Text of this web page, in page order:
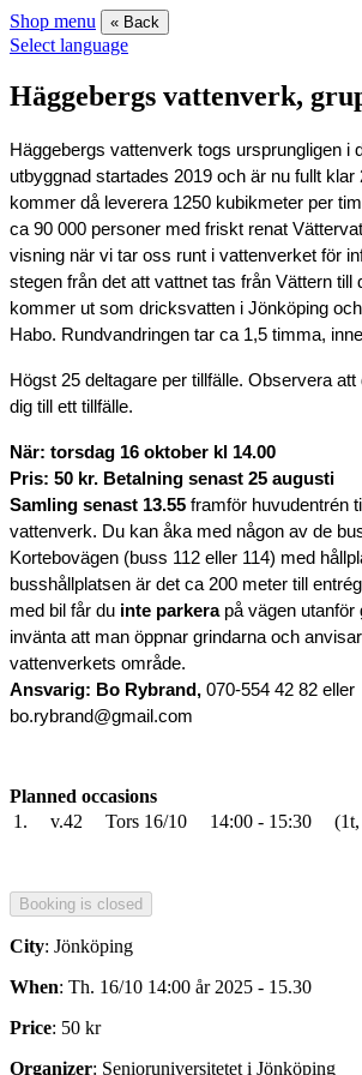
Shop menu « Back
Select language
Häggebergs vattenverk,
Häggebergs vattenverk togs ursprungligen i
utbyggnad startades 2019 och är nu fullt klar
kommer då leverera 1250 kubikmeter per
ca 90 000 personer med friskt renat
visning när vi tar oss runt i vattenverket för
stegen från det att vattnet tas från Vättern till
kommer ut som dricksvatten i Jönköping och
Habo. Rundvandringen tar ca 1,5 timma,
Högst 25 deltagare per tillfälle. Observera att
dig till ett tillfälle.
När: torsdag 16 oktober kl 14.00
Pris: 50 kr. Betalning senast 25 augusti
Samling senast 13.55 framför huvudentrén
vattenverk. Du kan åka med någon av de
Kortebovägen (buss 112 eller 114) med
busshållplatsen är det ca 200 meter till
med bil får du inte parkera på vägen utanför
invänta att man öppnar grindarna och
vattenverkets område.
Ansvarig: Bo Rybrand, 070-554 42 82 eller
bo.rybrand@gmail.com
Planned occasions
1.
v.42 Tors 16/10 14:00 - 15:30
City: Jönköping
When: Th. 16/10 14:00 år 2025 - 15.30
Price: 50 kr
Organizer: Senioruniversitetet i Jönköping